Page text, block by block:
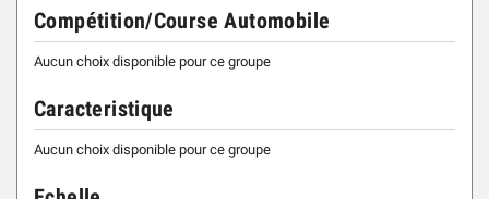
Compétition/Course Automobile
Aucun choix disponible pour ce groupe
Caracteristique
Aucun choix disponible pour ce groupe